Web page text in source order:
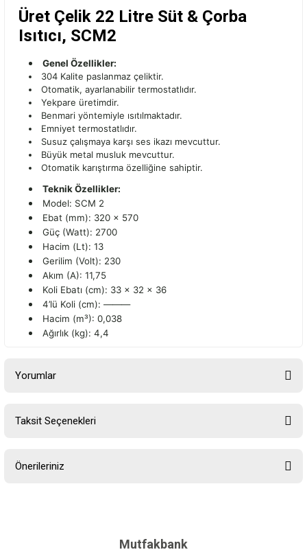
Üret Çelik 22 Litre Süt & Çorba
Isıtıcı, SCM2
Genel Özellikler:
304 Kalite paslanmaz çeliktir.
Otomatik, ayarlanabilir termostatlıdır.
Yekpare üretimdir.
Benmari yöntemiyle ısıtılmaktadır.
Emniyet termostatlıdır.
Susuz çalışmaya karşı ses ikazı mevcuttur.
Büyük metal musluk mevcuttur.
Otomatik karıştırma özelliğine sahiptir.
TeknikÖzellikler:
Model: SCM 2
Ebat (mm): 320 × 570
Güç (Watt): 2700
Hacim (Lt): 13
Gerilim (Volt): 230
Akım (A): 11,75
Koli Ebatı (cm): 33 × 32 × 36
4’lü Koli (cm): ———
Hacim (m³): 0,038
Ağırlık (kg): 4,4
Yorumlar
Taksit Seçenekleri
Önerileriniz
Görüş ve önerileriniz için teşekkür ederiz.
Mutfakbank